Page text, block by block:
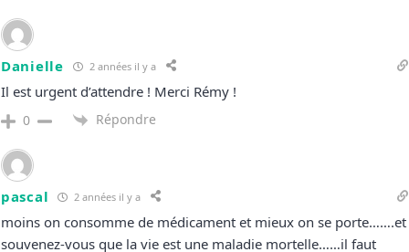
Danielle 2 années il y a
Il est urgent d’attendre ! Merci Rémy !
0 Répondre
pascal 2 années il y a
moins on consomme de médicament et mieux on se porte…….et
souvenez-vous que la vie est une maladie mortelle……il faut